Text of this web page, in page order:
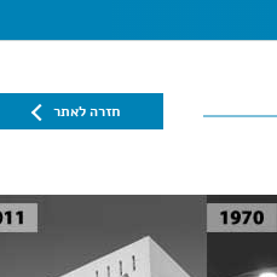
חזרה לאתר